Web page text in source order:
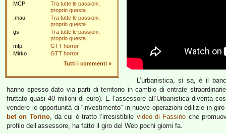
MCP
Tra tutte le passioni,
proprio questa
.mau.
Tra tutte le passioni,
proprio questa
gs
Tra tutte le passioni,
proprio questa
mfp
GTT horror
Mirko
GTT horror
Tutti i commenti »
L’urbanistica, si sa, è il
hanno spesso dato via parti di territorio in cambio di entrate
fruttato quasi 40 milioni di euro). E l’assessore all’Urbanistica diventa
vendere le opportunità di “investimento” in nuove operazioni edilizie in
bet on Torino, da cui è tratto l’irresistibile video di Fassino che
profilo dell’assessore, ha fatto il giro del Web pochi giorni fa.